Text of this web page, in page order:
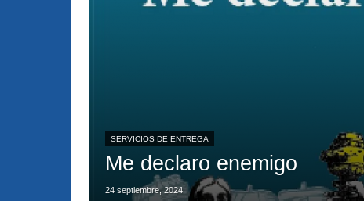
SERVICIOS DE ENTREGA
Me declaro enemigo
24 septiembre, 2024